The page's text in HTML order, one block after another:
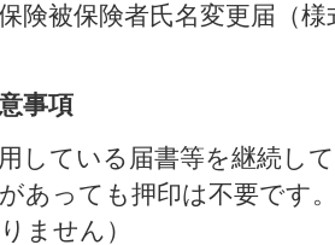
保険被保険者氏名変更届（様
事項
している届書等を継続し
あっても押印は不要です
ません）